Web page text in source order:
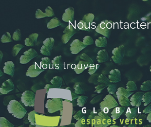
Nous contacter
Nous trouver